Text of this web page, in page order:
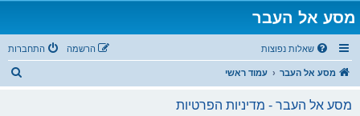
מסע אל העבר
שאלות נפוצות התחברות הרשמה
מסע אל העבר עמוד ראשי
מסע אל העבר - מדיניות הפרטיות